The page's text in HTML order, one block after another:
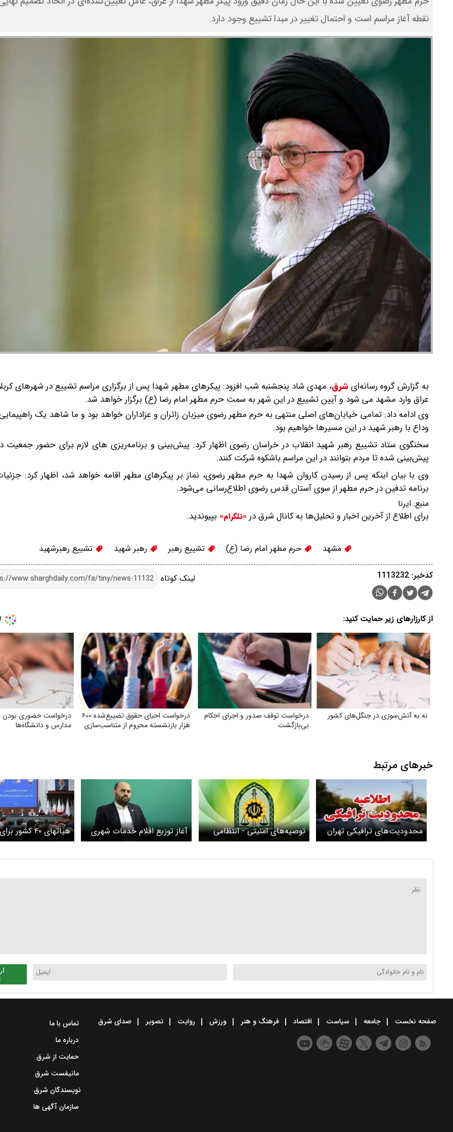
نقطه آغاز مراسم است و احتمال تغییر در مبدا تشییع وجود دارد.
به گزارش گروه رسانه‌ایشرق، مهدی شاد پنجشنبه شب افزود: پیکرهای مطهر شهدا پس از برگزاری مراسم تشییع در شهرهای
عراق وارد مشهد می شود و آیین تشییع در این شهر به سمت حرم مطهر امام رضا (ع) برگزار خواهد شد.
وی ادامه داد: تمامی خیابان‌های اصلی منتهی به حرم مطهر رضوی میزبان زائران و عزاداران خواهد بود و ما شاهد یک
وداع با رهبر شهید در این مسیرها خواهیم بود.
سخنگوی ستاد تشییع رهبر شهید انقلاب در خراسان رضوی اظهار کرد: پیش‌بینی و برنامه‌ریزی های لازم برای حضور جمعیت
پیش‌بینی شده تا مردم بتوانند در این مراسم باشکوه شرکت کنند.
وی با بیان اینکه پس از رسیدن کاروان شهدا به حرم مطهر رضوی، نماز بر پیکرهای مطهر اقامه خواهد شد، اظهار کرد:
برنامه تدفین در حرم مطهر از سوی آستان قدس رضوی اطلاع‌رسانی می‌شود.
منبع: ایرنا
برای اطلاع از آخرین اخبار و تحلیل‌ها به کانال شرق در «تلگرام» بپیوندید.
مشهد حرم مطهر امام رضا (ع) تشییع رهبر رهبر شهید تشییع رهبرشهید
لینک کوتاه کدخبر: 1113232
از کارزارهای زیر حمایت کنید:
نه به آتش‌سوزی در جنگل‌های کشور
درخواست توقف صدور و اجرای احکام
بی‌بازگشت
درخواست احیای حقوق تضییع‌شده ۶۰۰
هزار بازنشسته محروم از متناسب‌سازی
درخواست حضوری
مدارس و دانشگاه‌ها
خبرهای مرتبط
محدودیت‌های ترافیکی تهران
در روزهای تشییع رهبر شهید
پایتخت
توصیه‌های امنیتی - انتظامی
پلیس به زائران در مراسم وداع
آغاز توزیع اقلام خدمات شهری
در مناطق؛ آماده‌باش کامل
هیاتهای ۴۰
پیکر رهبر شهید
صفحه نخست جامعه سیاست اقتصاد فرهنگ و هنر ورزش روایت تصویر صدای شرق
تماس با ما
درباره ما
حمایت از شرق
مانیفست شرق
نویسندگان شرق
سازمان آگهی ها